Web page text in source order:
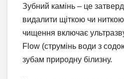
Зубний камінь – це
видалити щіткою чи
чищення включає
Flow (струмінь води з
зубам природну білизну.